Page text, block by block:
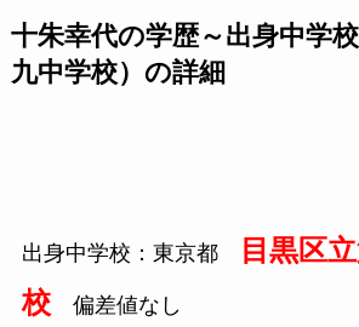
十朱幸代の学歴～出身中学
九中学校）の詳細
出身中学校：東京都
目黒区
校偏差値なし